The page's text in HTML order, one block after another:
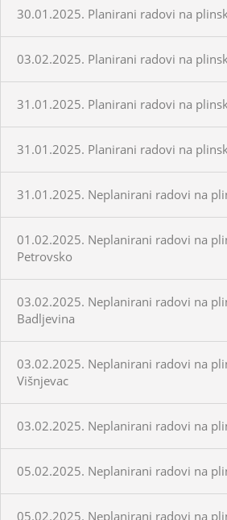
30.01.2025. Planirani radovi na
03.02.2025. Planirani radovi na
31.01.2025. Planirani radovi na
31.01.2025. Planirani radovi na
31.01.2025. Neplanirani radovi na
01.02.2025. Neplanirani radovi na
Petrovsko
03.02.2025. Neplanirani radovi na
Badljevina
03.02.2025. Neplanirani radovi na
Višnjevac
03.02.2025. Neplanirani radovi na
05.02.2025. Neplanirani radovi na
05.02.2025. Neplanirani radovi na